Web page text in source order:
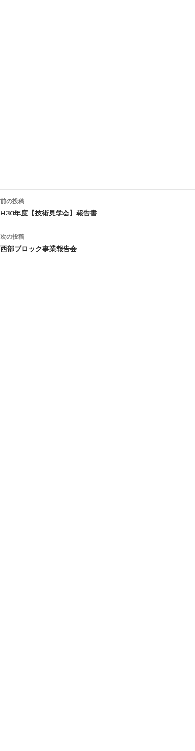
投
稿
ナ
前の投稿
H30年度【技術見学会】報告書
次の投稿
西部ブロック事業報告会